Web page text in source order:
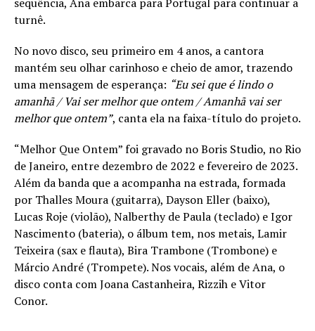
turnê.
No novo disco, seu primeiro em 4 anos, a cantora
mantém seu olhar carinhoso e cheio de amor, trazendo
uma mensagem de esperança: “Eu sei que é lindo o
amanhã / Vai ser melhor que ontem / Amanhã vai ser
melhor que ontem”, canta ela na faixa-título do projeto.
“Melhor Que Ontem” foi gravado no Boris Studio, no Rio
de Janeiro, entre dezembro de 2022 e fevereiro de 2023.
Além da banda que a acompanha na estrada, formada
por Thalles Moura (guitarra), Dayson Eller (baixo),
Lucas Roje (violão), Nalberthy de Paula (teclado) e Igor
Nascimento (bateria), o álbum tem, nos metais, Lamir
Teixeira (sax e flauta), Bira Trambone (Trombone) e
Márcio André (Trompete). Nos vocais, além de Ana, o
disco conta com Joana Castanheira, Rizzih e Vitor
Conor.